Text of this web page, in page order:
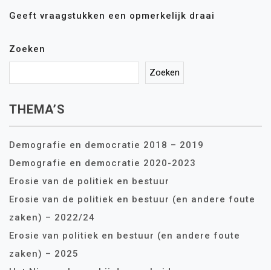
Geeft vraagstukken een opmerkelijk draai
Zoeken
Zoeken
THEMA’S
Demografie en democratie 2018 – 2019
Demografie en democratie 2020-2023
Erosie van de politiek en bestuur
Erosie van de politiek en bestuur (en andere foute
zaken) – 2022/24
Erosie van politiek en bestuur (en andere foute
zaken) – 2025